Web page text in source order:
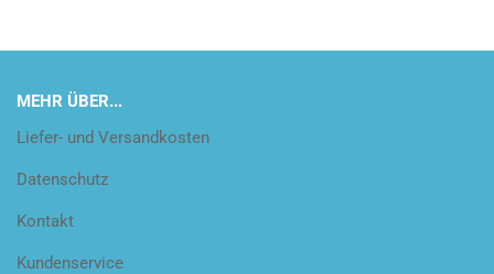
MEHR ÜBER...
Liefer- und Versandkosten
Datenschutz
Kontakt
Kundenservice